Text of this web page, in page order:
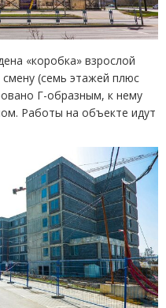
«коробка» взрослой
(семь этажей плюс
Г-образным, к нему
Работы на объекте идут